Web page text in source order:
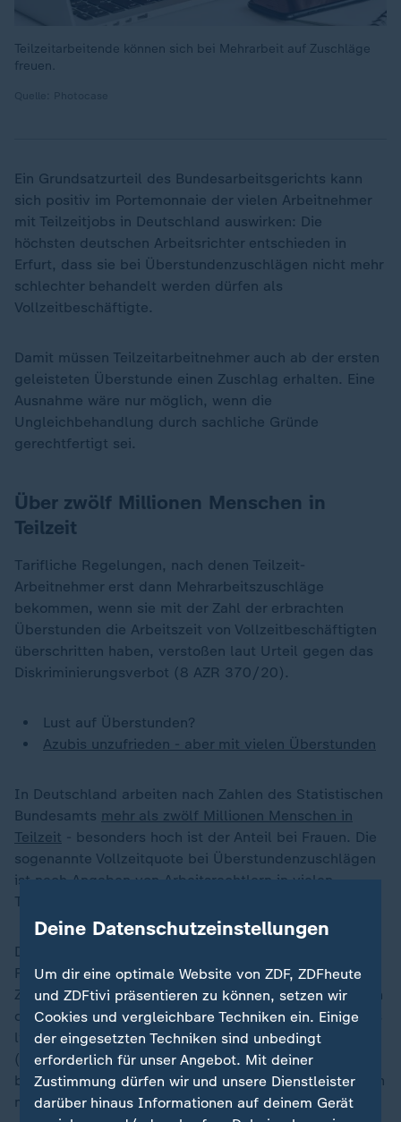
Teilzeitarbeitende können sich bei Mehrarbeit auf Zuschläge
freuen.
Ein Grundsatzurteil des Bundesarbeitsgerichts kann
sich positiv im Portemonnaie der vielen Arbeitnehmer
mit Teilzeitjobs in Deutschland auswirken: Die
höchsten deutschen Arbeitsrichter entschieden in
Erfurt, dass sie bei Überstundenzuschlägen nicht mehr
schlechter behandelt werden dürfen als
Vollzeitbeschäftigte.
Damit müssen Teilzeitarbeitnehmer auch ab der ersten
geleisteten Überstunde einen Zuschlag erhalten. Eine
Ausnahme wäre nur möglich, wenn die
Ungleichbehandlung durch sachliche Gründe
gerechtfertigt sei.
Über zwölf Millionen Menschen in
Teilzeit
Tarifliche Regelungen, nach denen Teilzeit-
Arbeitnehmer erst dann Mehrarbeitszuschläge
bekommen, wenn sie mit der Zahl der erbrachten
Überstunden die Arbeitszeit von Vollzeitbeschäftigten
überschritten haben, verstoßen laut Urteil gegen das
Diskriminierungsverbot (8 AZR 370/20).
Lust auf Überstunden?
Azubis unzufrieden - aber mit vielen Überstunden
In Deutschland arbeiten nach Zahlen des Statistischen
Bundesamts mehr als zwölf Millionen Menschen in
Teilzeit - besonders hoch ist der Anteil bei Frauen. Die
sogenannte Vollzeitquote bei Überstundenzuschlägen
ist nach Angaben von Arbeitsrechtlern in vielen
Tarifverträgen enthalten.
Die Bundesarbeitsrichter entschieden auch, dass beim
Fehlen sachlicher Gründe für die bisherige
Zuschlagsregelung bei Teilzeit regelmäßig auch gegen
den Gleichbehandlungsgrundsatz verstoßen werde. Es
liege eine "mittelbare Benachteiligung wegen des
(weiblichen) Geschlechts vor, wenn innerhalb der
betroffenen Gruppe der Teilzeitbeschäftigten erheblich
mehr Frauen als Männer vertreten sind", erklärten sie.
Deine Datenschutzeinstellungen
Um dir eine optimale Website von ZDF, ZDFheute
und ZDFtivi präsentieren zu können, setzen wir
Cookies und vergleichbare Techniken ein. Einige
der eingesetzten Techniken sind unbedingt
erforderlich für unser Angebot. Mit deiner
Zustimmung dürfen wir und unsere Dienstleister
darüber hinaus Informationen auf deinem Gerät